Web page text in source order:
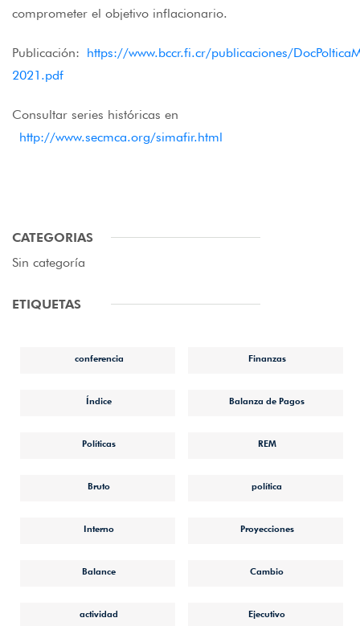
comprometer el objetivo inflacionario.
Publicación: https://www.bccr.fi.cr/publicaciones/
2021.pdf
Consultar series históricas en
http://www.secmca.org/simafir.html
CATEGORIAS
Sin categoría
ETIQUETAS
conferencia Finanzas
Índice Balanza de Pagos
Políticas REM
Bruto política
Interno Proyecciones
Balance Cambio
actividad Ejecutivo